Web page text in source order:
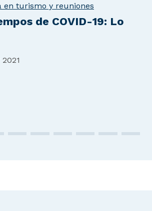
turismo y reuniones
de COVID-19: Lo